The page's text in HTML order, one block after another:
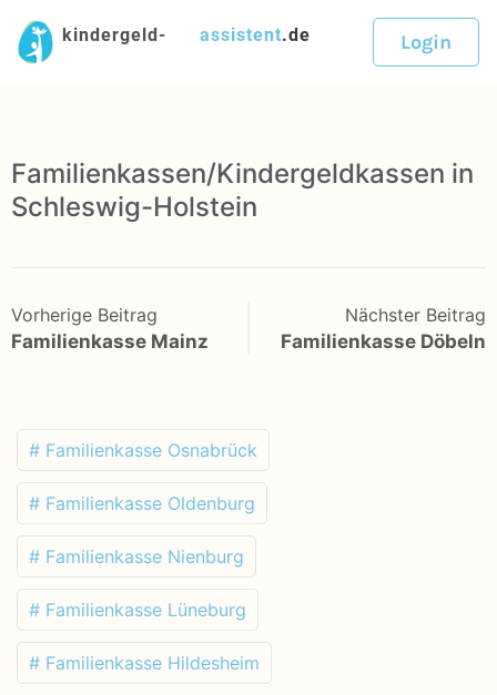
kindergeld- assistent.de Login
Familienkassen/Kindergeldkassen in
Schleswig-Holstein
Vorherige Beitrag
Familienkasse Mainz
Nächster Beitrag
Familienkasse Döbeln
# Familienkasse Osnabrück
# Familienkasse Oldenburg
# Familienkasse Nienburg
# Familienkasse Lüneburg
# Familienkasse Hildesheim